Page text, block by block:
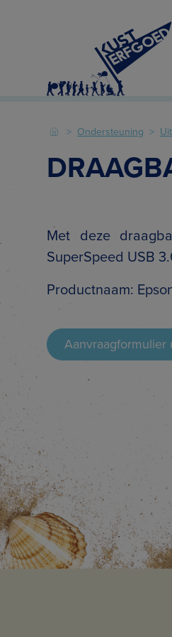
Ondersteuning
Met deze
SuperSpeed USB
Productnaam:
Aanvraagformulier